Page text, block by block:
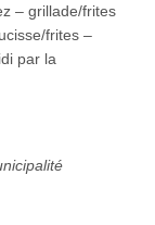
– grillade/frites
frites –
par la